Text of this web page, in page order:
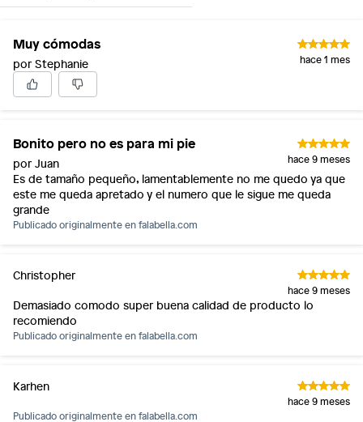
Ficha del producto:
Modelo: MAZEY-S001
Marca: ALDO
Tipo: Zapatos de vestir
Género vestuario: Mujer
Muy cómodas
por Stephanie hace 1 mes
Bonito pero no es para mi pie
por Juan hace 9 meses
Es de tamaño pequeño, lamentablemente no me quedo ya que
este me queda apretado y el numero que le sigue me queda
grande
Publicado originalmente enfalabella.com
Christopher
hace 9 meses
Demasiado comodo super buena calidad de producto lo
recomiendo
Publicado originalmente enfalabella.com
Karhen
hace 9 meses
Publicado originalmente enfalabella.com